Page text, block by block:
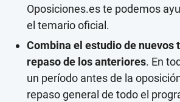
Oposiciones.es te podemos
el temario oficial.
Combina el estudio de nuevos
repaso de los anteriores. En
un período antes de la
repaso general de todo el